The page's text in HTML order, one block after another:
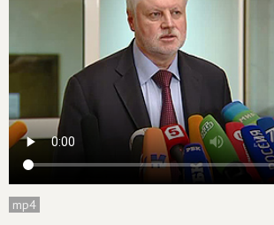
mp4